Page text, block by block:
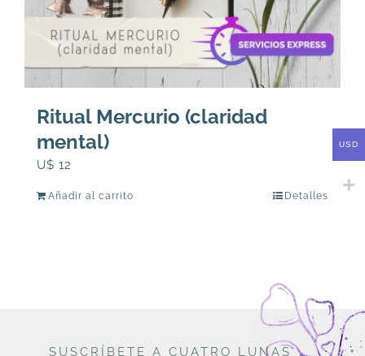
Carrito
Ritual Mercurio (claridad
mental)
U$ 12
Añadir al carrito Detalles
SUSCRÍBETE A CUATRO LUNAS
USD